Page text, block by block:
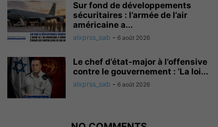
Sur fond de développements
sécuritaires : l’armée de l’air
américaine a...
alxprss_sab - 6 août 2026
Le chef d’état-major à l’offensive
contre le gouvernement : ‘La loi...
alxprss_sab - 6 août 2026